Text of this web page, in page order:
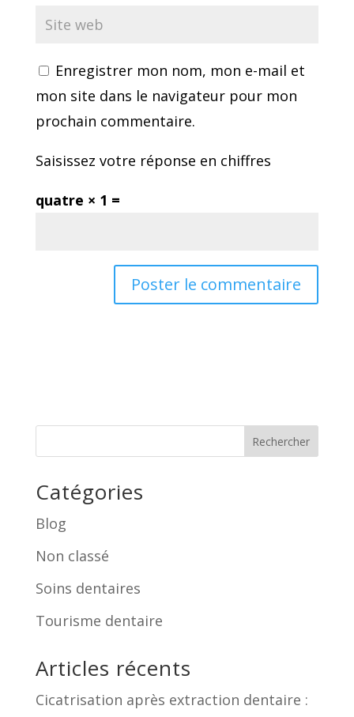
Enregistrer mon nom, mon e-mail et
mon site dans le navigateur pour mon
prochain commentaire.
Saisissez votre réponse en chiffres
quatre × 1 =
Rechercher
Catégories
Blog
Non classé
Soins dentaires
Tourisme dentaire
Articles récents
Cicatrisation après extraction dentaire :